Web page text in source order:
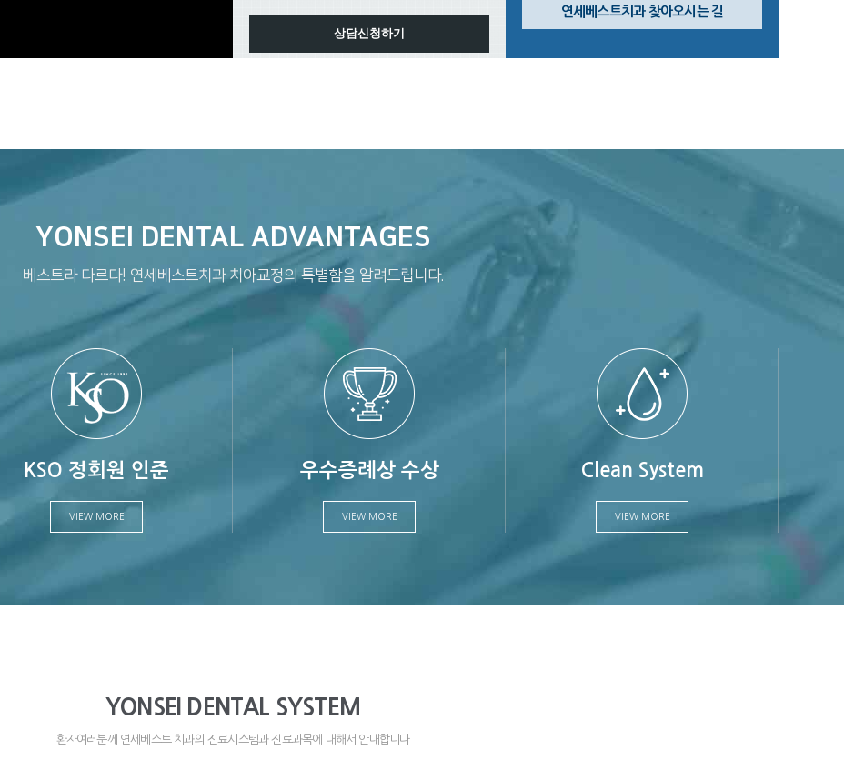
연세베스트치과 찾아오시는 길
YONSEI DENTAL ADVANTAGES
베스트라 다르다! 연세베스트치과 치아교정의 특별함을 알려드립니다.
KSO 정회원 인준
VIEW MORE
우수증례상 수상
VIEW MORE
Clean System
VIEW MORE
YONSEI DENTAL SYSTEM
환자여러분께 연세베스트 치과의 진료시스템과 진료과목에 대해서 안내합니다